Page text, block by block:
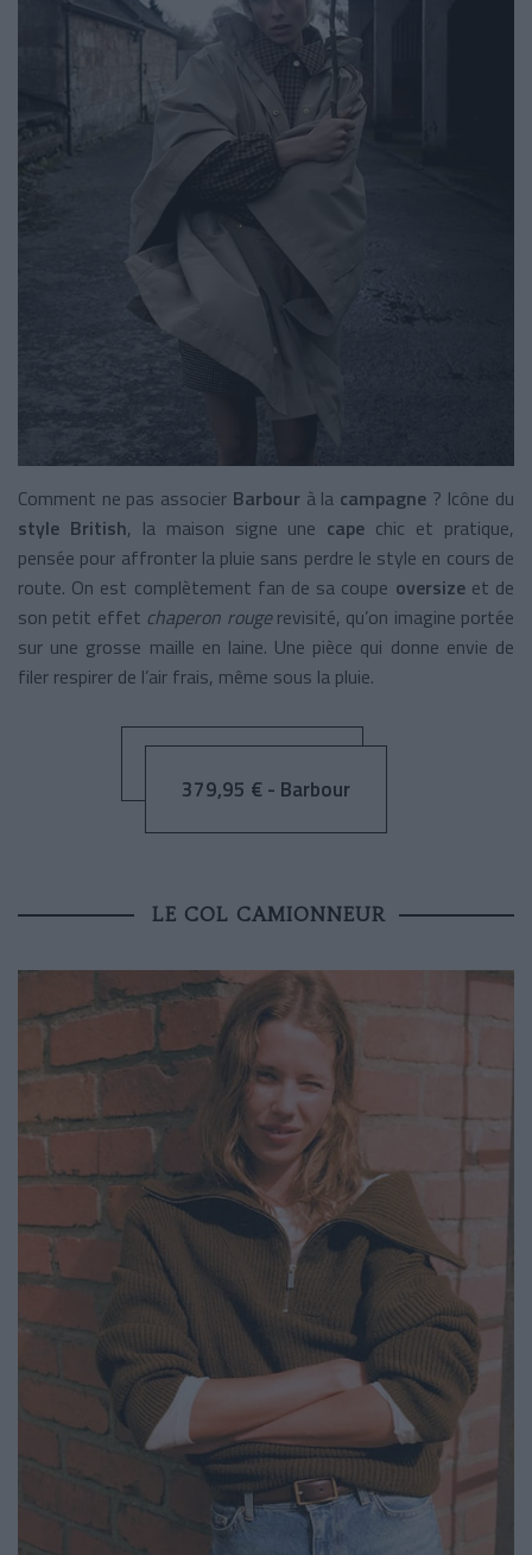
Comment ne pas associer Barbour à la campagne? Icône du
style British, la maison signe une cape chic et pratique,
pensée pour affronter la pluie sans perdre le style en cours de
route. On est complètement fan de sa coupe oversize et de
son petit effet chaperon rougerevisité, qu’on imagine portée
sur une grosse maille en laine. Une pièce qui donne envie de
filer respirer de l’air frais, même sous la pluie.
379,95 € - Barbour
LE COL CAMIONNEUR